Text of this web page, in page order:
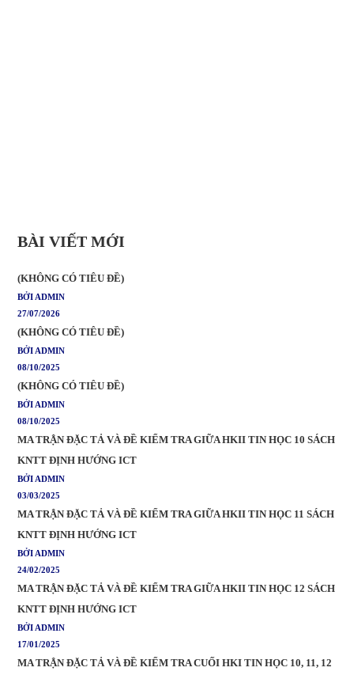
BÀI VIẾT MỚI
(KHÔNG CÓ TIÊU ĐỀ)
BỞI ADMIN
27/07/2026
(KHÔNG CÓ TIÊU ĐỀ)
BỞI ADMIN
08/10/2025
(KHÔNG CÓ TIÊU ĐỀ)
BỞI ADMIN
08/10/2025
MA TRẬN ĐẶC TẢ VÀ ĐỀ KIỂM TRA GIỮA HKII TIN HỌC 10 SÁCH
KNTT ĐỊNH HƯỚNG ICT
BỞI ADMIN
03/03/2025
MA TRẬN ĐẶC TẢ VÀ ĐỀ KIỂM TRA GIỮA HKII TIN HỌC 11 SÁCH
KNTT ĐỊNH HƯỚNG ICT
BỞI ADMIN
24/02/2025
MA TRẬN ĐẶC TẢ VÀ ĐỀ KIỂM TRA GIỮA HKII TIN HỌC 12 SÁCH
KNTT ĐỊNH HƯỚNG ICT
BỞI ADMIN
17/01/2025
MA TRẬN ĐẶC TẢ VÀ ĐỀ KIỂM TRA CUỐI HKI TIN HỌC 10, 11, 12